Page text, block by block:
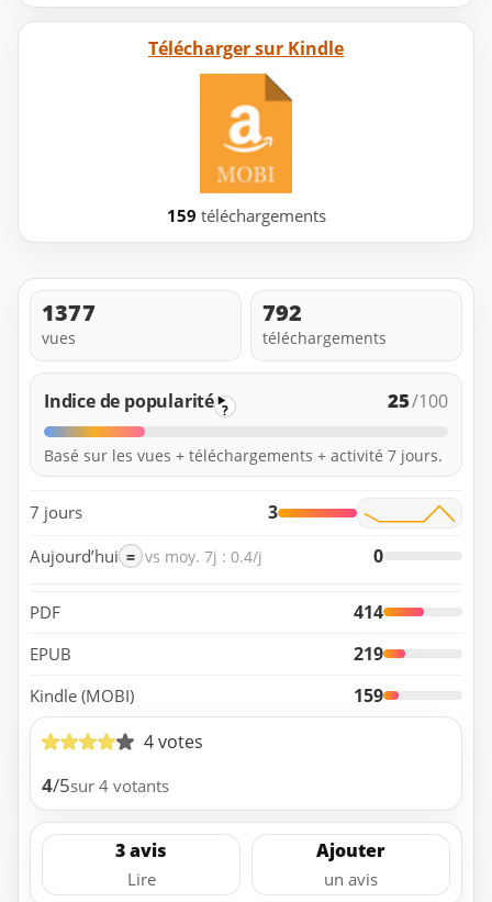
Télécharger sur Kindle
159 téléchargements
1377
vues
792
téléchargements
Indice de popularité ? 25/100
Basé sur les vues + téléchargements + activité 7 jours.
7 jours 3
Aujourd’hui = vs moy. 7j : 0.4/j 0
PDF 414
EPUB 219
Kindle (MOBI)
159
4 votes
4/5sur 4 votants
3 avis
Lire
Ajouter
un avis